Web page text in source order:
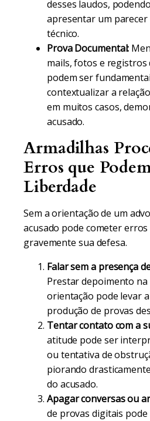
desses laudos,
apresentar um parecer
técnico.
Prova Documental:
mails, fotos e registros
podem ser
contextualizar a
em muitos casos,
acusado.
Armadilhas
Erros que
Liberdade
Sem a orientação de um
acusado pode cometer
gravemente sua defesa.
Falar sem a presença
Prestar depoimento na
orientação pode levar
produção de provas
Tentar contato com a
atitude pode ser
ou tentativa de
piorando
do acusado.
Apagar conversas ou
de provas digitais